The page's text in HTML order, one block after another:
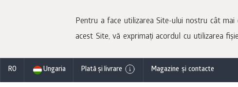
Pentru a face utilizarea Site-ului nostru cât
acest Site, vă exprimați acordul cu utilizarea
RO Ungaria Plată și livrare Magazine și contacte